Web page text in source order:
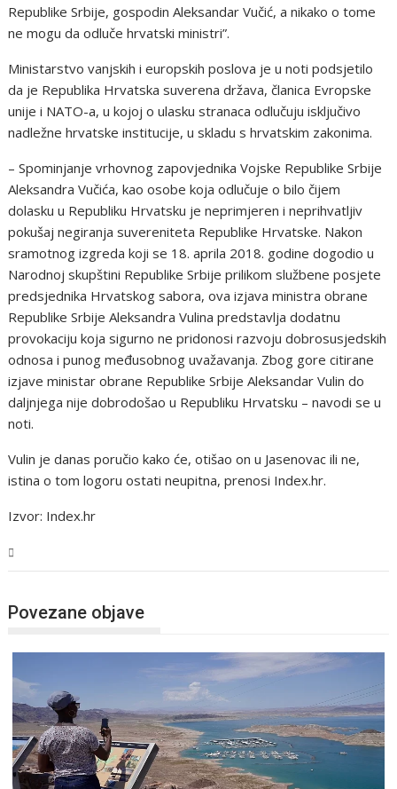
Republike Srbije, gospodin Aleksandar Vučić, a nikako o tome
ne mogu da odluče hrvatski ministri”.
Ministarstvo vanjskih i europskih poslova je u noti podsjetilo
da je Republika Hrvatska suverena država, članica Evropske
unije i NATO-a, u kojoj o ulasku stranaca odlučuju isključivo
nadležne hrvatske institucije, u skladu s hrvatskim zakonima.
– Spominjanje vrhovnog zapovjednika Vojske Republike Srbije
Aleksandra Vučića, kao osobe koja odlučuje o bilo čijem
dolasku u Republiku Hrvatsku je neprimjeren i neprihvatljiv
pokušaj negiranja suvereniteta Republike Hrvatske. Nakon
sramotnog izgreda koji se 18. aprila 2018. godine dogodio u
Narodnoj skupštini Republike Srbije prilikom službene posjete
predsjednika Hrvatskog sabora, ova izjava ministra obrane
Republike Srbije Aleksandra Vulina predstavlja dodatnu
provokaciju koja sigurno ne pridonosi razvoju dobrosusjedskih
odnosa i punog međusobnog uvažavanja. Zbog gore citirane
izjave ministar obrane Republike Srbije Aleksandar Vulin do
daljnjega nije dobrodošao u Republiku Hrvatsku – navodi se u
noti.
Vulin je danas poručio kako će, otišao on u Jasenovac ili ne,
istina o tom logoru ostati neupitna, prenosi Index.hr.
Izvor: Index.hr
Povezane objave